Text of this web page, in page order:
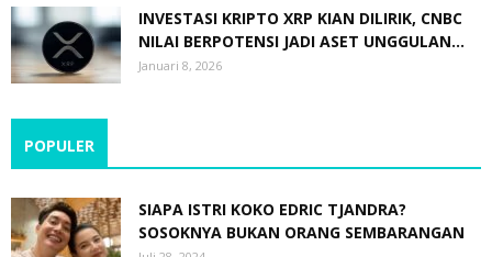
INVESTASI KRIPTO XRP KIAN DILIRIK, CNBC
NILAI BERPOTENSI JADI ASET UNGGULAN...
Januari 8, 2026
POPULER
SIAPA ISTRI KOKO EDRIC TJANDRA?
SOSOKNYA BUKAN ORANG SEMBARANGAN